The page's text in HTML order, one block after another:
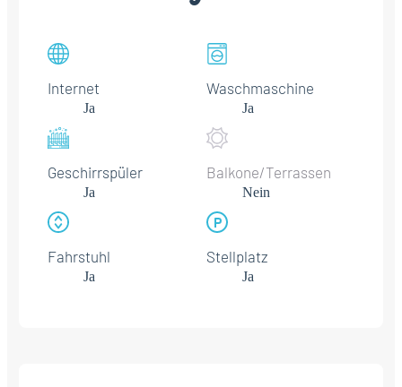
Internet
Ja
Waschmaschine
Ja
Geschirrspüler
Ja
Balkone/Terrassen
Nein
Fahrstuhl
Ja
Stellplatz
Ja